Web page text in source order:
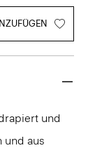
und
und aus